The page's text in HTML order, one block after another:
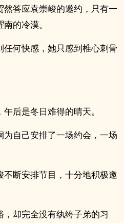
答应袁崇峻的邀约，只有一
的冷漠。
何快感，她只感到椎心刺骨
后是冬日难得的晴天。
自己安排了一场约会，一场
断安排节目，十分地积极邀
却完全没有纨绔子弟的习